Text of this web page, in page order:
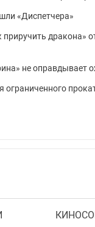
«Диспетчера»
дракона»
не оправдывает
ограниченного